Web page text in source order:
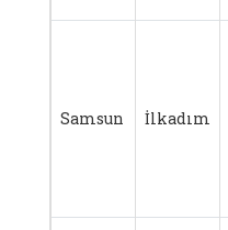
Samsun İlkadım